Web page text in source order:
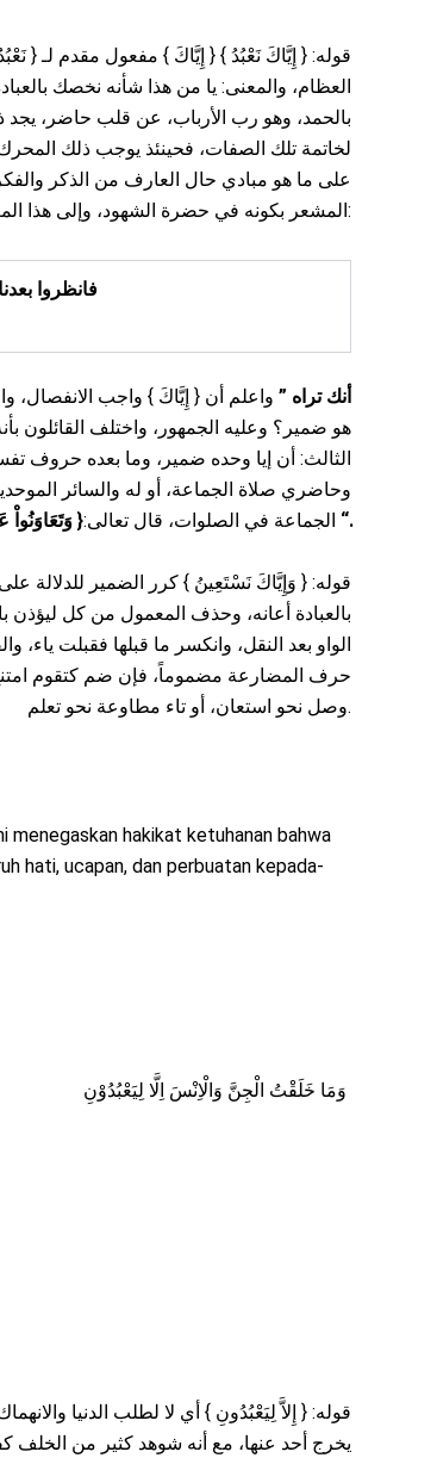
العظام، والمعنى: يا من هذا شأنه نخصك
بالحمد، وهو رب الأرباب، عن قلب حاضر،
لخاتمة تلك الصفات، فحينئذ يوجب ذلك المحرك
على ما هو مبادي حال العارف من الذكر
المشعر بكونه في حضرة الشهود، وإلى هذا المعنى أشار بعض العارفين بقوله:
فانظروا
أنك تراه ” واعلم أن { إِيَّاكَ } واجب الانفصال،
هو ضمير؟ وعليه الجمهور، واختلف القائلون
الثالث: أن إيا وحده ضمير، وما بعده حروف
وحاضري صلاة الجماعة، أو له والسائر
الجماعة في الصلوات، قال تعالى:{ “.
قوله: { وَإِيَّاكَ نَسْتَعِينُ } كرر الضمير للدلالة
بالعبادة أعانه، وحذف المعمول من كل
الواو بعد النقل، وانكسر ما قبلها فقبلت
حرف المضارعة مضموماً، فإن ضم كتقوم
وصل نحو استعان، أو تاء مطاوعة نحو تعلم.
menegaskan hakikat ketuhanan bahwa
hati, ucapan, dan perbuatan kepada-
قوله: { إِلاَّ لِيَعْبُدُونِ } أي لا لطلب الدنيا
يخرج أحد عنها، مع أنه شوهد كثير من الخلف